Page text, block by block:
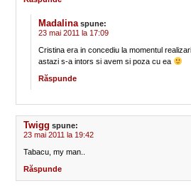
Madalina spune:
23 mai 2011 la 17:09
Cristina era in concediu la momentul
astazi s-a intors si avem si poza cu ea
Răspunde
Twigg spune:
23 mai 2011 la 19:42
Tabacu, my man..
Răspunde